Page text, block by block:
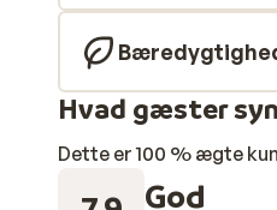
Hvad gæster
Dette er 100 % ægte
God